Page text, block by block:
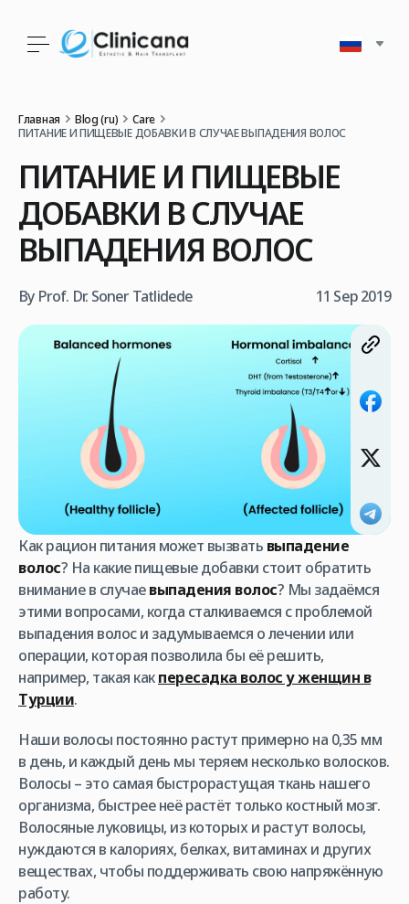
Главная Blog (ru)
Care
ПИТАНИЕ И ПИЩЕВЫЕ ДОБАВКИ В СЛУЧАЕ ВЫПАДЕНИЯ ВОЛОС
ПИТАНИЕ И ПИЩЕВЫЕ
ДОБАВКИ В СЛУЧАЕ
ВЫПАДЕНИЯ ВОЛОС
By Prof. Dr. Soner Tatlidede 11 Sep 2019
Как рацион питания может вызвать выпадение
волос? На какие пищевые добавки стоит обратить
внимание в случаевыпадения волос? Мы задаёмся
этими вопросами, когда сталкиваемся с проблемой
выпадения волос и задумываемся о лечении или
операции, которая позволила бы её решить,
например, такая какпересадка волос у женщин в
Турции.
Наши волосы постоянно растут примерно на 0,35 мм
в день, и каждый день мы теряем несколько волосков.
Волосы – это самая быстрорастущая ткань нашего
организма, быстрее неё растёт только костный мозг.
Волосяные луковицы, из которых и растут волосы,
нуждаются в калориях, белках, витаминах и других
веществах, чтобы поддерживать свою напряжённую
работу.